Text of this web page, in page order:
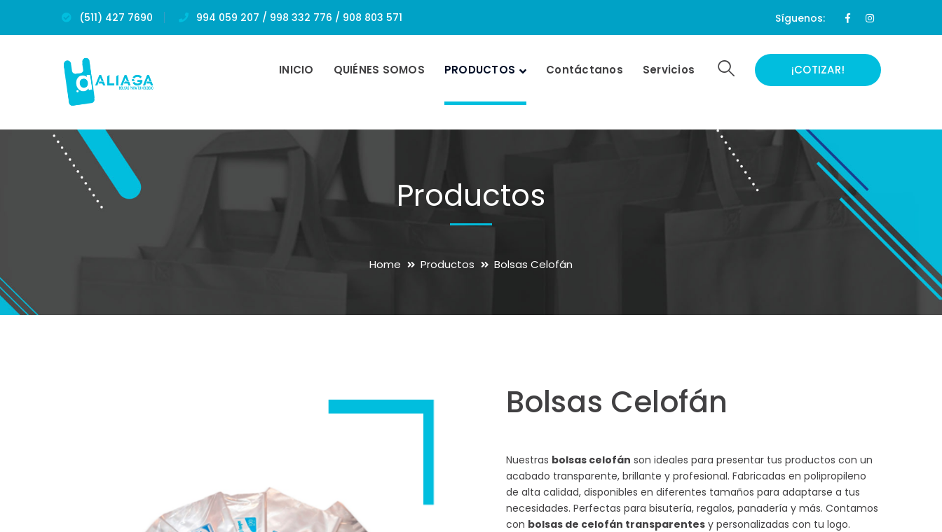
(511) 427 7690 994 059 207 / 998 332 776 / 908 803 571 Síguenos:
Facebook
Profile
Instagram
Profile
¡COTIZAR!
INICIO QUIÉNES SOMOS PRODUCTOS Contáctanos Servicios
Productos
Home Productos Bolsas Celofán
Bolsas Celofán
Nuestras bolsas celofán son ideales para presentar tus productos con un
acabado transparente, brillante y profesional. Fabricadas en polipropileno
de alta calidad, disponibles en diferentes tamaños para adaptarse a tus
necesidades. Perfectas para bisutería, regalos, panadería y más. Contamos
con bolsas de celofán transparentes y personalizadas con tu logo.